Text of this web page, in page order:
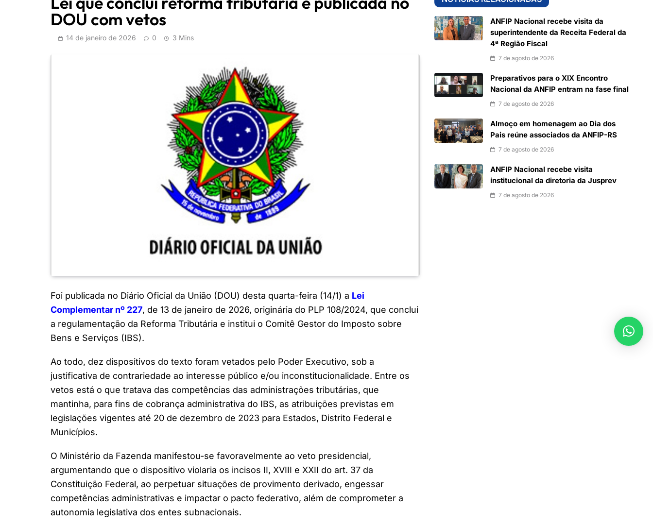
DOU com vetos
14 de janeiro de 2026 0 3 Mins
Foi publicada no Diário Oficial da União (DOU) desta quarta-feira (14/1) a Lei
Complementar nº 227, de 13 de janeiro de 2026, originária do PLP 108/2024, que conclui
a regulamentação da Reforma Tributária e institui o Comitê Gestor do Imposto sobre
Bens e Serviços (IBS).
Ao todo, dez dispositivos do texto foram vetados pelo Poder Executivo, sob a
justificativa de contrariedade ao interesse público e/ou inconstitucionalidade. Entre os
vetos está o que tratava das competências das administrações tributárias, que
mantinha, para fins de cobrança administrativa do IBS, as atribuições previstas em
legislações vigentes até 20 de dezembro de 2023 para Estados, Distrito Federal e
Municípios.
O Ministério da Fazenda manifestou-se favoravelmente ao veto presidencial,
argumentando que o dispositivo violaria os incisos II, XVIII e XXII do art. 37 da
Constituição Federal, ao perpetuar situações de provimento derivado, engessar
competências administrativas e impactar o pacto federativo, além de comprometer a
autonomia legislativa dos entes subnacionais.
ANFIP Nacional recebe visita da
superintendente da Receita Federal da
4ª Região Fiscal
7 de agosto de 2026
Preparativos para o XIX Encontro
Nacional da ANFIP entram na fase final
7 de agosto de 2026
Almoço em homenagem ao Dia dos
Pais reúne associados da ANFIP-RS
7 de agosto de 2026
ANFIP Nacional recebe visita
institucional da diretoria da Jusprev
7 de agosto de 2026